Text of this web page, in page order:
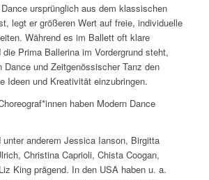
ursprünglich aus dem klassischen
legt er größeren Wert auf freie, individuelle
Während es im Ballett oft klare
Prima Ballerina im Vordergrund steht,
Dance und Zeitgenössischer Tanz den
Ideen und Kreativität einzubringen.
haben Modern Dance
anderem Jessica Ianson, Birgitta
Christina Caprioli, Chista Coogan,
King prägend. In den USA haben u. a.